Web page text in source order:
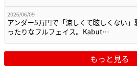
2026/06/09
アンダー5万円で「涼しくて眩しくない」
ったりなフルフェイス。Kabut…
もっと見る